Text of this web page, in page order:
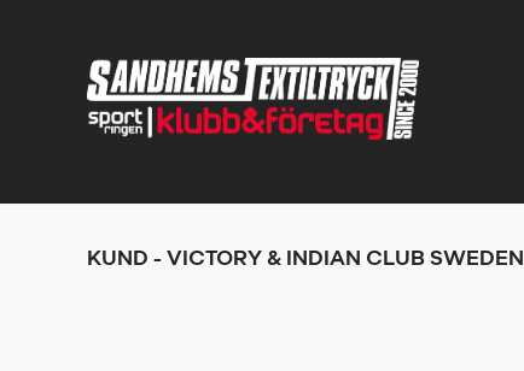
KUND - VICTORY & INDIAN CLUB SWEDEN